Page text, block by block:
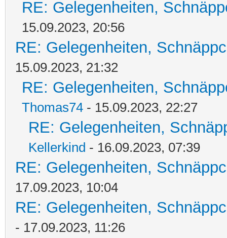
RE: Gelegenheiten,
15.09.2023, 20:56
RE: Gelegenheiten,
15.09.2023, 21:32
RE: Gelegenheiten,
Thomas74 - 15.09.2023, 22:27
RE: Gelegenheiten,
Kellerkind - 16.09.2023, 07:39
RE: Gelegenheiten,
17.09.2023, 10:04
RE: Gelegenheiten,
- 17.09.2023, 11:26